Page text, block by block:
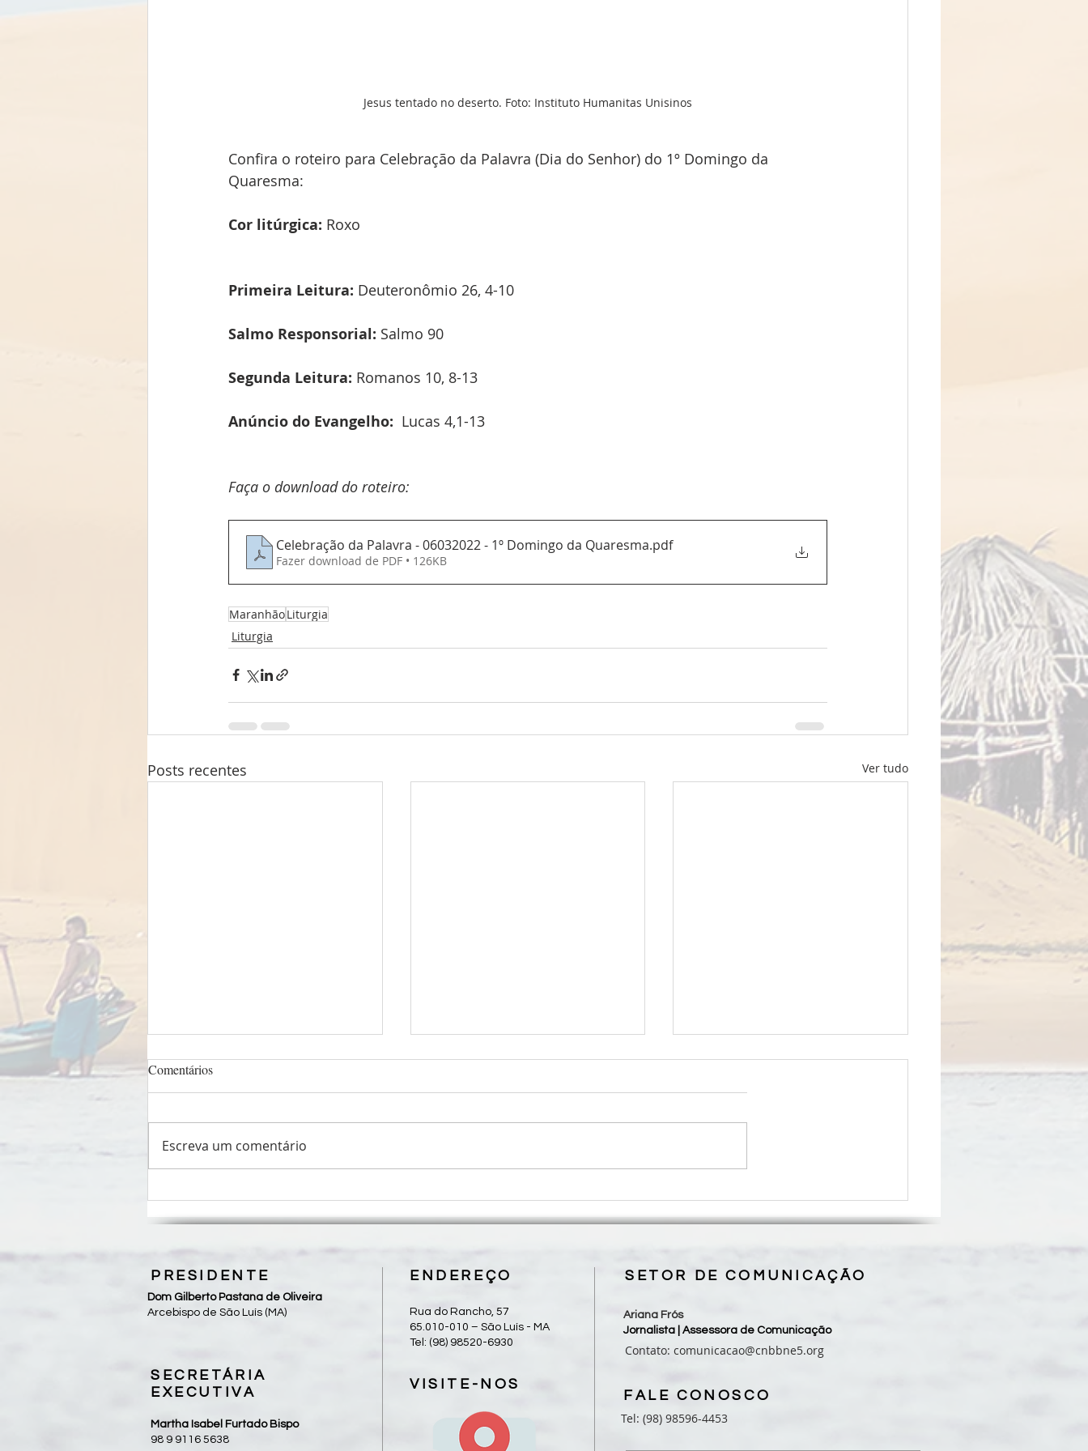
Jesus tentado no deserto. Foto: Instituto Humanitas Unisinos
Confira o roteiro para Celebração da Palavra (Dia do Senhor) do 1º Domingo da
Quaresma:
Cor litúrgica: Roxo
Primeira Leitura: Deuteronômio 26, 4-10
Salmo Responsorial: Salmo 90
Segunda Leitura: Romanos 10, 8-13
Anúncio do Evangelho:
  Lucas 4,1-13
Faça o download do roteiro:
Celebração da Palavra - 06032022 - 1º Domingo da Quaresma.pdf
Fazer download de PDF • 126KB
MaranhãoLiturgia
Liturgia
Posts recentes Ver tudo
Palavra - 19º Domingo do
Palavra - 18º Domingo do
Palavra - 17º Domingo do
Comentários
Escreva um comentário
PRESIDENTE
Dom Gilberto Pastana de Oliveira
Arcebispo de São Luís (MA)
SECRETÁRIA
EXECUTIVA
Martha Isabel Furtado Bispo
98 9 9116 5638
ENDEREÇO
Rua do Rancho, 57
65.010-010 – São Luís - MA
Tel: (98) 98520-6930
VISITE-NOS
SETOR DE COMUNICAÇÃO
Contato: comunicacao@cnbbne5.org
Ariana Frós
Jornalista | Assessora de Comunicação
FALE CONOSCO
Tel: (98) 98596-4453